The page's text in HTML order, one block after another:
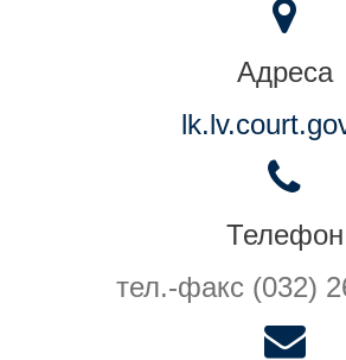
Адреса
Телефон
тел.-факс (032)